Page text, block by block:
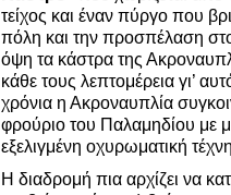
τείχος και έναν πύργο που
πόλη και την προσπέλαση
όψη τα κάστρα της
κάθε τους λεπτομέρεια γι’
χρόνια η Ακροναυπλία
φρούριο του Παλαμηδίου με
εξελιγμένη οχυρωματική
Η διαδρομή πια αρχίζει να